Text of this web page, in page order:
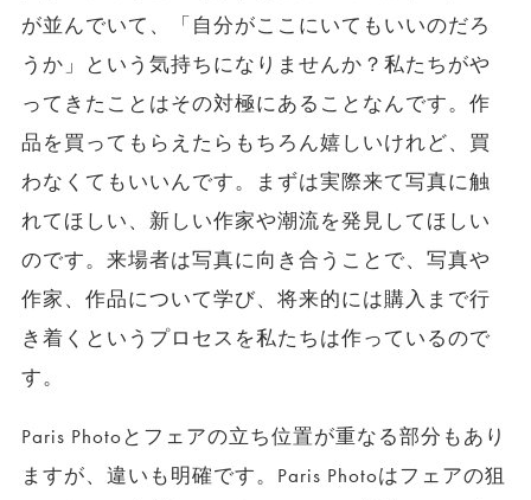
が並んでいて、「自分がここにいてもいいのだろ
うか」という気持ちになりませんか？私たちがや
ってきたことはその対極にあることなんです。作
品を買ってもらえたらもちろん嬉しいけれど、買
わなくてもいいんです。まずは実際来て写真に触
れてほしい、新しい作家や潮流を発見してほしい
のです。来場者は写真に向き合うことで、写真や
作家、作品について学び、将来的には購入まで行
き着くというプロセスを私たちは作っているので
す。
Paris Photoとフェアの立ち位置が重なる部分もあり
ますが、違いも明確です。Paris Photoはフェアの狙